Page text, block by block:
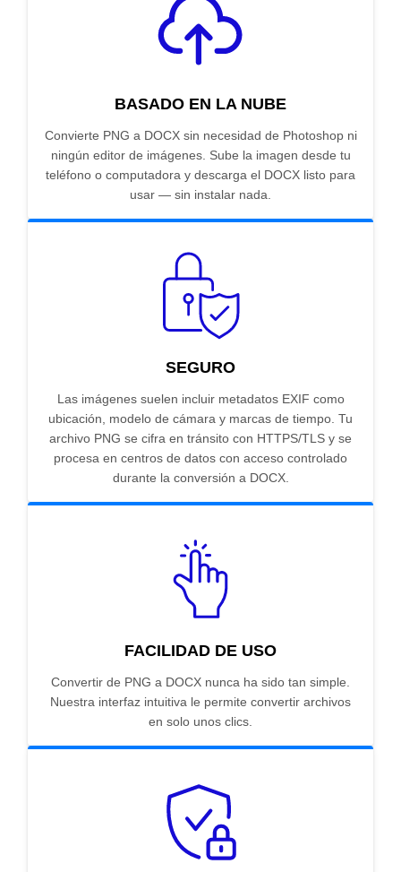
BASADO EN LA NUBE
Convierte PNG a DOCX sin necesidad de Photoshop ni
ningún editor de imágenes. Sube la imagen desde tu
teléfono o computadora y descarga el DOCX listo para
usar — sin instalar nada.
SEGURO
Las imágenes suelen incluir metadatos EXIF como
ubicación, modelo de cámara y marcas de tiempo. Tu
archivo PNG se cifra en tránsito con HTTPS/TLS y se
procesa en centros de datos con acceso controlado
durante la conversión a DOCX.
FACILIDAD DE USO
Convertir de PNG a DOCX nunca ha sido tan simple.
Nuestra interfaz intuitiva le permite convertir archivos
en solo unos clics.